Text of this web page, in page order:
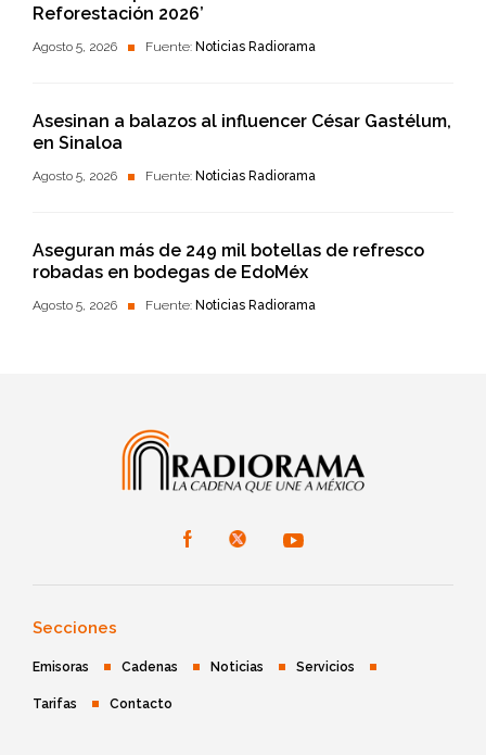
Reforestación 2026’
Agosto 5, 2026 Fuente: Noticias Radiorama
Asesinan a balazos al influencer César Gastélum,
en Sinaloa
Agosto 5, 2026 Fuente: Noticias Radiorama
Aseguran más de 249 mil botellas de refresco
robadas en bodegas de EdoMéx
Agosto 5, 2026 Fuente: Noticias Radiorama
Secciones
Emisoras Cadenas Noticias Servicios
Tarifas Contacto